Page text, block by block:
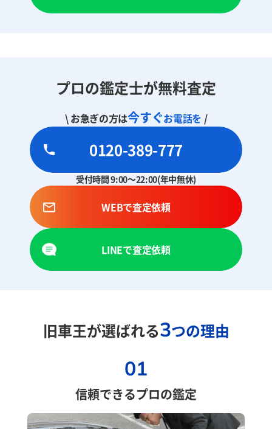
プロの鑑定士が無料査定
\ お急ぎの方は今すぐお電話を /
0120-389-777
受付時間 9:00～22:00(年中無休)
WEBで査定依頼
LINEで査定依頼
旧車王が選ばれる3つの理由
01
信頼できるプロの鑑定